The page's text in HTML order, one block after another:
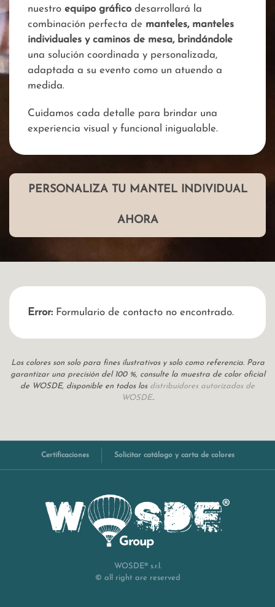
nuestro equipo gráficodesarrollará la
combinación perfecta de manteles, manteles
individuales y caminos de mesa, brindándole
una solución coordinada y personalizada,
adaptada a su evento como un atuendo a
medida.
Cuidamos cada detalle para brindar una
experiencia visual y funcional inigualable.
PERSONALIZA TU MANTEL INDIVIDUAL
AHORA
Error: Formulario de contacto no encontrado.
Los colores son solo para fines ilustrativos y solo como referencia. Para
garantizar una precisión del 100 %, consulte la muestra de color oficial
de WOSDE, disponible en todos los distribuidores autorizados de
WOSDE..
Certificaciones Solicitar catálogo y carta de colores
WOSDE® s.r.l.
© all right are reserved